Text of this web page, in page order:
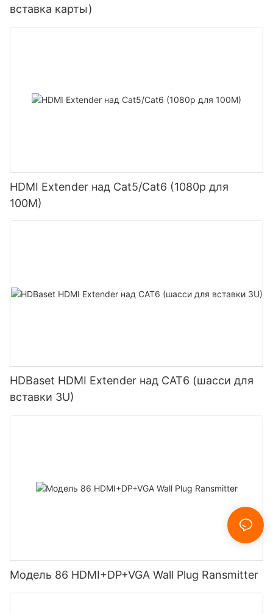
вставка карты)
HDMI Extender над Cat5/Cat6 (1080p для
100M)
HDBaset HDMI Extender над CAT6 (шасси для
вставки 3U)
Модель 86 HDMI+DP+VGA Wall Plug Ransmitter